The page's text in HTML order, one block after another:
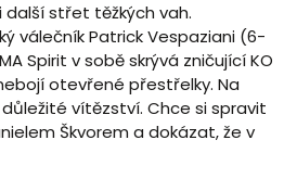
střet těžkých vah.
válečník Patrick Vespaziani (6-
Spirit v sobě skrývá zničující KO
otevřené přestřelky. Na
vítězství. Chce si spravit
Škvorem a dokázat, že v